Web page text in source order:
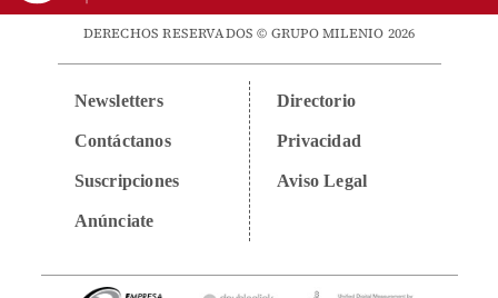
DERECHOS RESERVADOS © GRUPO MILENIO 2026
Newsletters
Contáctanos
Suscripciones
Anúnciate
Directorio
Privacidad
Aviso Legal